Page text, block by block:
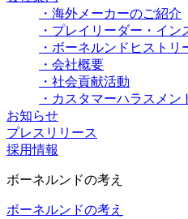
・海外メーカーのご紹介
・プレイリーダー・イン
・ボーネルンドヒストリ
・会社概要
・社会貢献活動
・カスタマーハラスメン
お知らせ
プレスリリース
採用情報
ボーネルンドの考え
ボーネルンドの考え